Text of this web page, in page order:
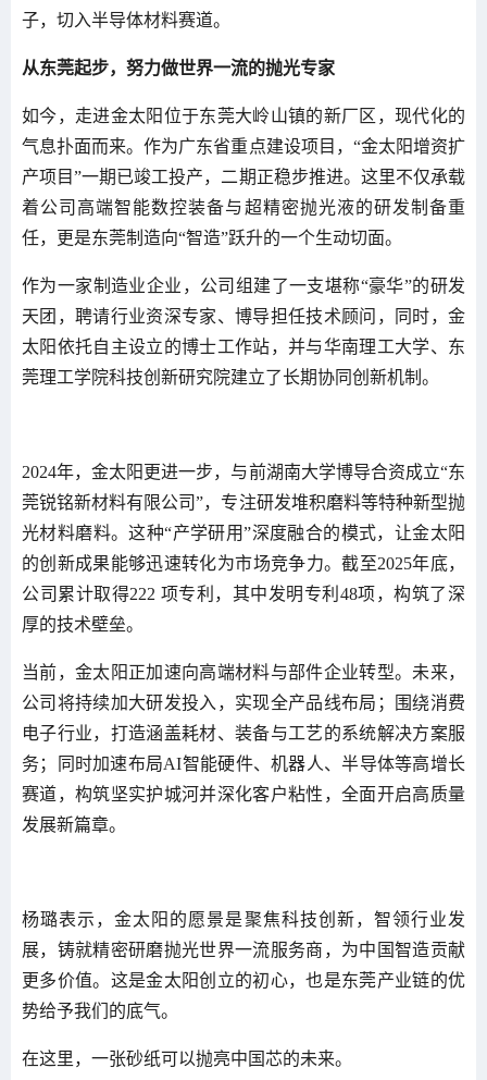
子，切入半导体材料赛道。
从东莞起步，努力做世界一流的抛光专家
如今，走进金太阳位于东莞大岭山镇的新厂区，现代化的
气息扑面而来。作为广东省重点建设项目，“金太阳增资扩
产项目”一期已竣工投产，二期正稳步推进。这里不仅承载
着公司高端智能数控装备与超精密抛光液的研发制备重
任，更是东莞制造向“智造”跃升的一个生动切面。
作为一家制造业企业，公司组建了一支堪称“豪华”的研发
天团，聘请行业资深专家、博导担任技术顾问，同时，金
太阳依托自主设立的博士工作站，并与华南理工大学、东
莞理工学院科技创新研究院建立了长期协同创新机制。
2024年，金太阳更进一步，与前湖南大学博导合资成立“东
莞锐铭新材料有限公司”，专注研发堆积磨料等特种新型抛
光材料磨料。这种“产学研用”深度融合的模式，让金太阳
的创新成果能够迅速转化为市场竞争力。截至2025年底，
公司累计取得222 项专利，其中发明专利48项，构筑了深
厚的技术壁垒。
当前，金太阳正加速向高端材料与部件企业转型。未来，
公司将持续加大研发投入，实现全产品线布局；围绕消费
电子行业，打造涵盖耗材、装备与工艺的系统解决方案服
务；同时加速布局AI智能硬件、机器人、半导体等高增长
赛道，构筑坚实护城河并深化客户粘性，全面开启高质量
发展新篇章。
杨璐表示，金太阳的愿景是聚焦科技创新，智领行业发
展，铸就精密研磨抛光世界一流服务商，为中国智造贡献
更多价值。这是金太阳创立的初心，也是东莞产业链的优
势给予我们的底气。
在这里，一张砂纸可以抛亮中国芯的未来。